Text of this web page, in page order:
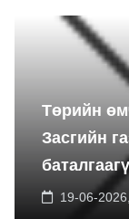
Төрийн
Засгийн
19-06-